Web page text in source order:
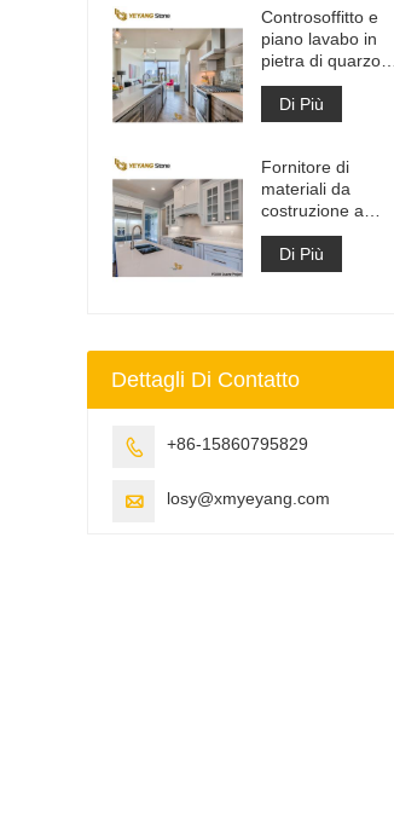
Controsoffitto e
piano lavabo in
pietra di quarzo
bianco Calacatta
artificiale
ingegnerizzato
Di Più
Fornitore di
materiali da
costruzione a
superficie solida in
pietra di quarzo
artificiale
Di Più
Dettagli Di Contatto
 +86-15860795829
 losy@xmyeyang.com